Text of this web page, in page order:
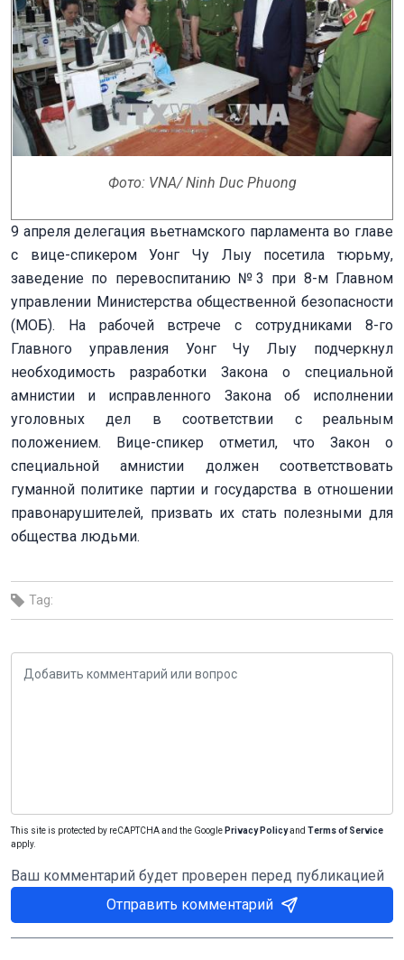
Фото: VNA/ Ninh Duc Phuong
9 апреля делегация вьетнамского парламента во главе
с вице-спикером Уонг Чу Лыу посетила тюрьму,
заведение по перевоспитанию №3 при 8-м Главном
управлении Министерства общественной безопасности
(МОБ). На рабочей встрече с сотрудниками 8-го
Главного управления Уонг Чу Лыу подчеркнул
необходимость разработки Закона о специальной
амнистии и исправленного Закона об исполнении
уголовных дел в соответствии с реальным
положением. Вице-спикер отметил, что Закон о
специальной амнистии должен соответствовать
гуманной политике партии и государства в отношении
правонарушителей, призвать их стать полезными для
общества людьми.
Tag:
This site is protected by reCAPTCHA and the Google Privacy Policyand Terms of Service
apply.
Ваш комментарий будет проверен перед публикацией
Отправить комментарий